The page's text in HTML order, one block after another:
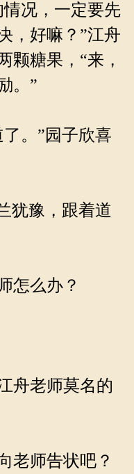
况，一定要先
，好嘛？”江舟
颗糖果，“来，
。”
。”园子欣喜
犹豫，跟着道
怎么办？
舟老师莫名的
老师告状吧？